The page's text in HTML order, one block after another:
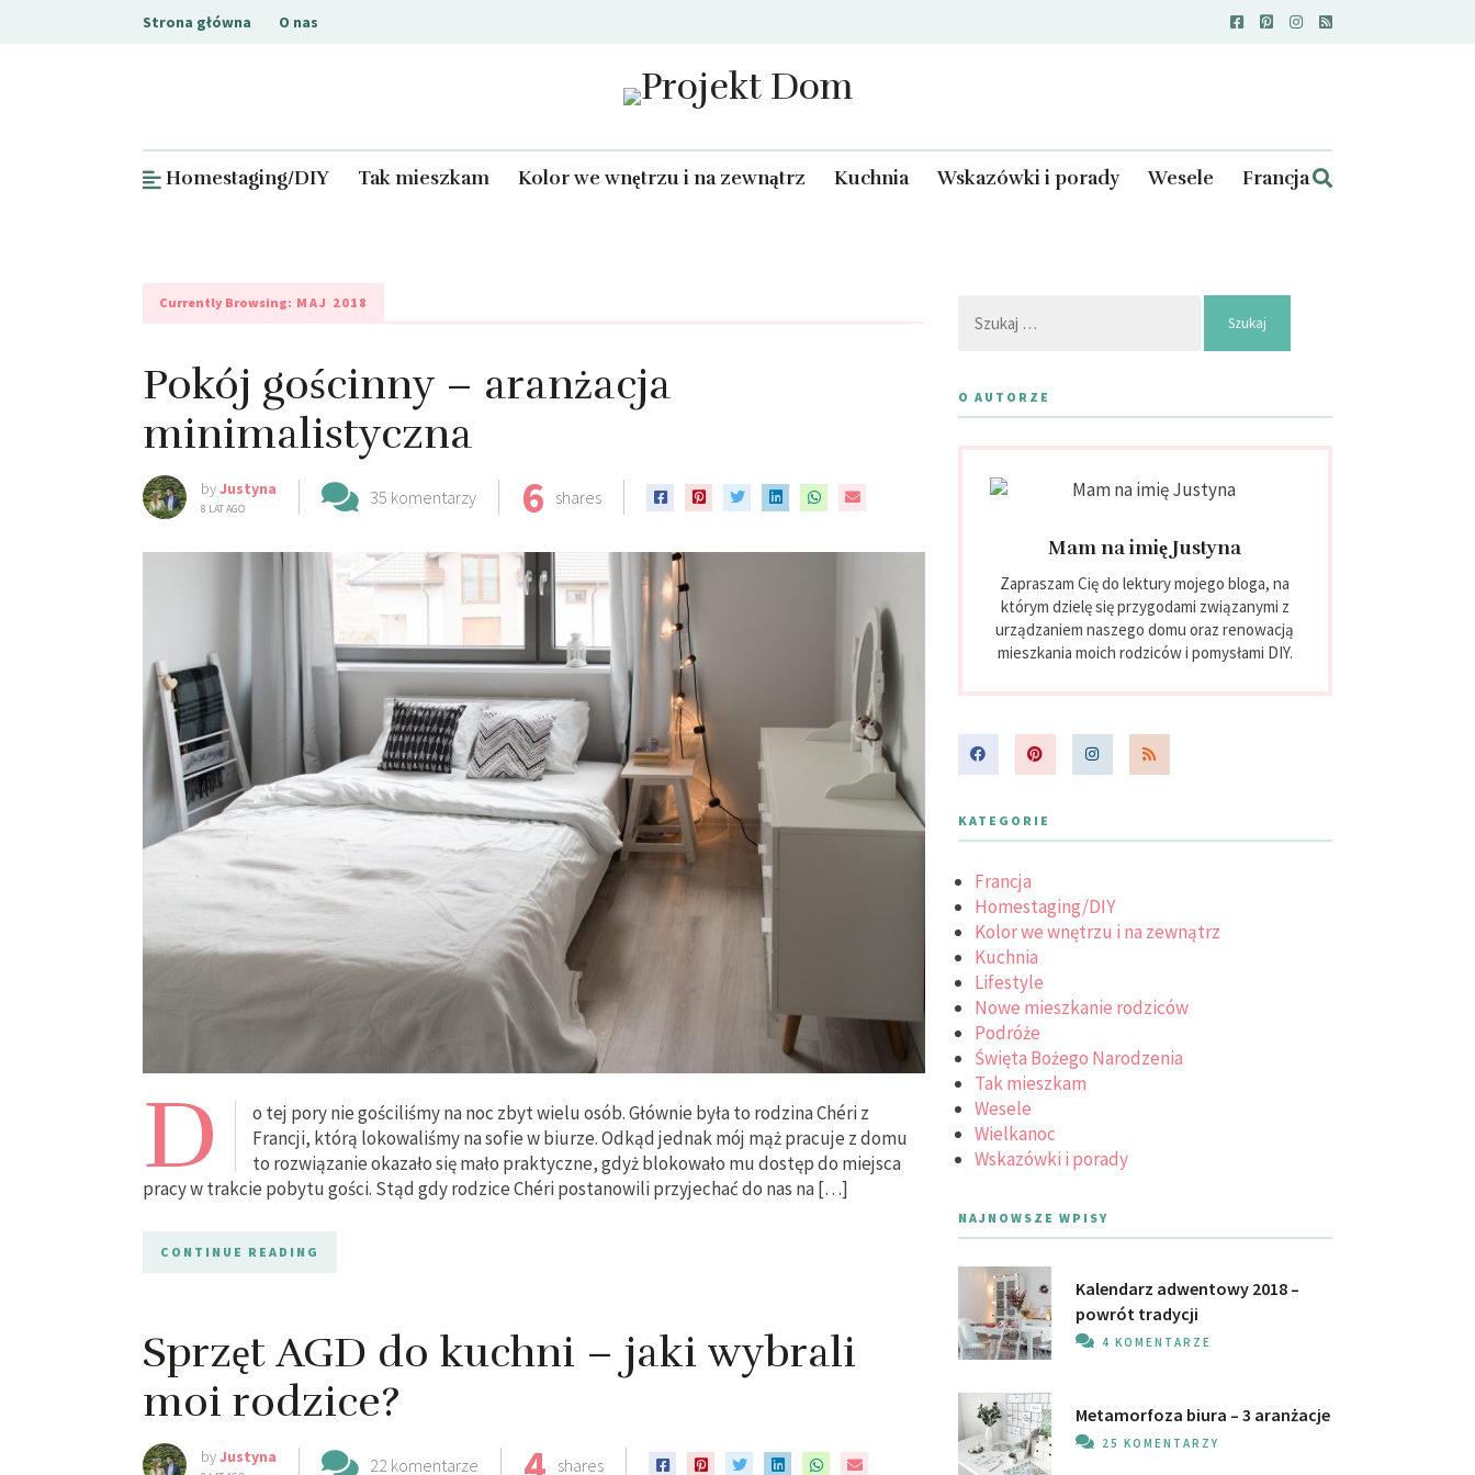
Strona główna O nas
Projekt Dom
Homestaging/DIY Tak mieszkam Kolor we wnętrzu i na zewnątrz Kuchnia Wskazówki i porady Wesele Francja
Currently Browsing: MAJ 2018
Pokój gościnny – aranżacja
minimalistyczna
byJustyna
8 LAT AGO
35 komentarzy 6 shares
D
o tej pory nie gościliśmy na noc zbyt wielu osób. Głównie była to rodzina Chéri z
Francji, którą lokowaliśmy na sofie w biurze. Odkąd jednak mój mąż pracuje z domu
to rozwiązanie okazało się mało praktyczne, gdyż blokowało mu dostęp do miejsca
pracy w trakcie pobytu gości. Stąd gdy rodzice Chéri postanowili przyjechać do nas na […]
CONTINUE READING
Sprzęt AGD do kuchni – jaki wybrali
moi rodzice?
byJustyna 22 komentarze shares
O AUTORZE
Mam na imię Justyna
Zapraszam Cię do lektury mojego bloga, na
którym dzielę się przygodami związanymi z
urządzaniem naszego domu oraz renowacją
mieszkania moich rodziców i pomysłami DIY.
KATEGORIE
Francja
Homestaging/DIY
Kolor we wnętrzu i na zewnątrz
Kuchnia
Lifestyle
Nowe mieszkanie rodziców
Podróże
Święta Bożego Narodzenia
Tak mieszkam
Wesele
Wielkanoc
Wskazówki i porady
NAJNOWSZE WPISY
Kalendarz adwentowy 2018 –
powrót tradycji
4 KOMENTARZE
Metamorfoza biura – 3 aranżacje
25 KOMENTARZY